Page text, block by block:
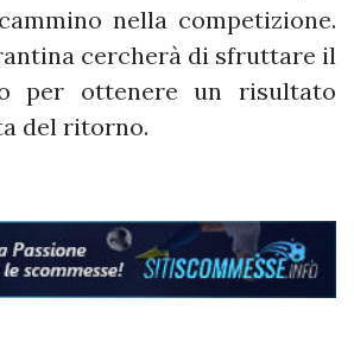
nella competizione.
cercherà di sfruttare il
per ottenere un risultato
del ritorno.